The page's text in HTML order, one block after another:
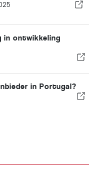
in ontwikkeling
in Portugal?